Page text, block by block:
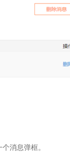
消息弹框。